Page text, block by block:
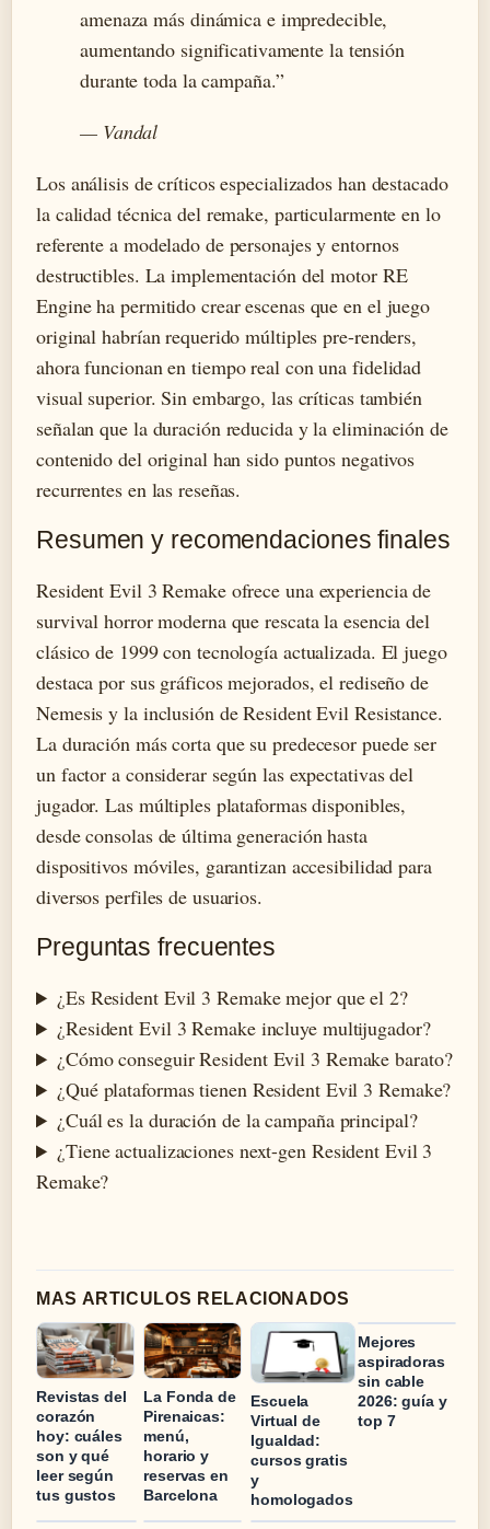
amenaza más dinámica e impredecible,
aumentando significativamente la tensión
durante toda la campaña.”
— Vandal
Los análisis de críticos especializados han destacado
la calidad técnica del remake, particularmente en lo
referente a modelado de personajes y entornos
destructibles. La implementación del motor RE
Engine ha permitido crear escenas que en el juego
original habrían requerido múltiples pre-renders,
ahora funcionan en tiempo real con una fidelidad
visual superior. Sin embargo, las críticas también
señalan que la duración reducida y la eliminación de
contenido del original han sido puntos negativos
recurrentes en las reseñas.
Resumen y recomendaciones finales
Resident Evil 3 Remake ofrece una experiencia de
survival horror moderna que rescata la esencia del
clásico de 1999 con tecnología actualizada. El juego
destaca por sus gráficos mejorados, el rediseño de
Nemesis y la inclusión de Resident Evil Resistance.
La duración más corta que su predecesor puede ser
un factor a considerar según las expectativas del
jugador. Las múltiples plataformas disponibles,
desde consolas de última generación hasta
dispositivos móviles, garantizan accesibilidad para
diversos perfiles de usuarios.
Preguntas frecuentes
¿Es Resident Evil 3 Remake mejor que el 2?
¿Resident Evil 3 Remake incluye multijugador?
¿Cómo conseguir Resident Evil 3 Remake barato?
¿Qué plataformas tienen Resident Evil 3 Remake?
¿Cuál es la duración de la campaña principal?
¿Tiene actualizaciones next-gen Resident Evil 3
Remake?
MAS ARTICULOS RELACIONADOS
Revistas del
corazón
hoy: cuáles
son y qué
leer según
tus gustos
La Fonda de
Pirenaicas:
menú,
horario y
reservas en
Barcelona
Escuela
Virtual de
Igualdad:
cursos gratis
y
homologados
Mejores
aspiradoras
sin cable
2026: guía y
top 7